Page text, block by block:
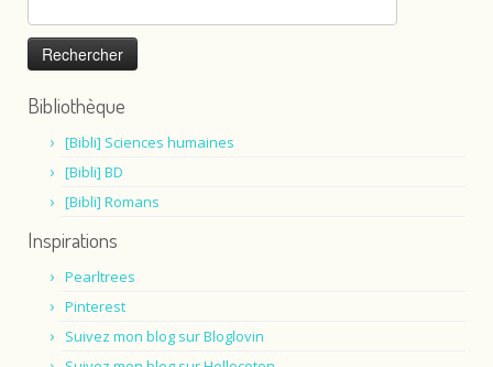
Bibliothèque
[Bibli] Sciences humaines
[Bibli] BD
[Bibli] Romans
Inspirations
Pearltrees
Pinterest
Suivez mon blog sur Bloglovin